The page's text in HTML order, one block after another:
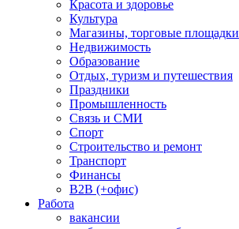
Красота и здоровье
Культура
Магазины, торговые площадки
Недвижимость
Образование
Отдых, туризм и путешествия
Праздники
Промышленность
Связь и СМИ
Спорт
Строительство и ремонт
Транспорт
Финансы
B2B (+офис)
Работа
вакансии